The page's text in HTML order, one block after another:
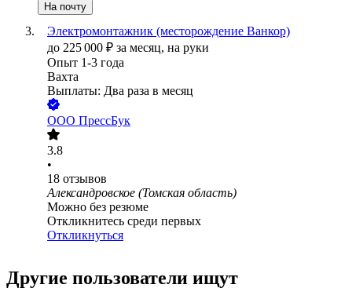
На почту
Электромонтажник (месторождение Ванкор)
до 225 000 ₽ за месяц, на руки
Опыт 1-3 года
Вахта
Выплаты: Два раза в месяц
ООО ПрессБук
3.8
•
18 отзывов
Александровское (Томская область)
Можно без резюме
Откликнитесь среди первых
Откликнуться
Другие пользователи ищут